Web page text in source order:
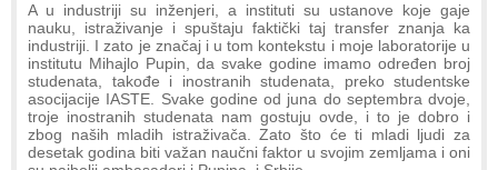
A u industriji su inženjeri, a instituti su ustanove koje gaje
nauku, istraživanje i spuštaju faktički taj transfer znanja ka
industriji. I zato je značaj i u tom kontekstu i moje laboratorije u
institutu Mihajlo Pupin, da svake godine imamo određen broj
studenata, takođe i inostranih studenata, preko studentske
asocijacije IASTE. Svake godine od juna do septembra dvoje,
troje inostranih studenata nam gostuju ovde, i to je dobro i
zbog naših mladih istraživača. Zato što će ti mladi ljudi za
desetak godina biti važan naučni faktor u svojim zemljama i oni